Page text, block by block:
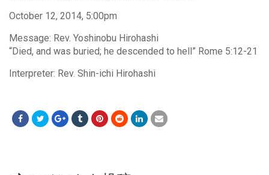
October 12, 2014, 5:00pm
Message: Rev. Yoshinobu Hirohashi
“Died, and was buried; he descended to hell” Rome 5:12-21
Interpreter: Rev. Shin-ichi Hirohashi